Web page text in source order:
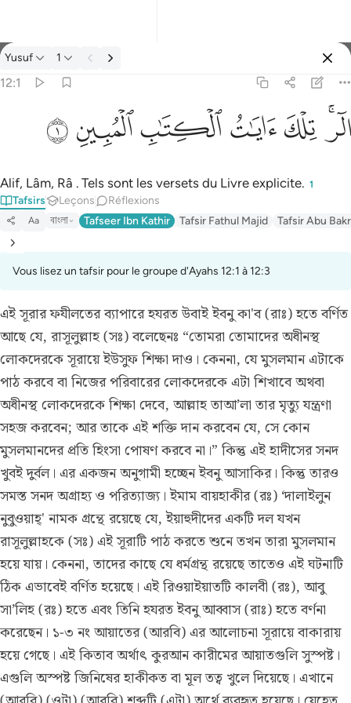
Tafsir: Yusuf 12:1
Yusuf 1
12:1
الر تلك ايات الكتاب المبين ١
الٓر ۚ تِلْكَ ءَايَـٰتُ ٱلْكِتَـٰبِ ٱلْمُبِينِ ١
ﲒﲓﲔﲕﲖﲗﲘ
Alif, Lâm, Râ . Tels sont les versets du Livre explicite. 1
Tafsirs Leçons Réflexions
Aa বাংলা Tafseer Ibn Kathir Tafsir Fathul Majid Tafsir Abu
Vous lisez un tafsir pour le groupe d'Ayahs 12:1 à 12:3
এই সূরার ফযীলতের ব্যাপারে হযরত উবাই ইবনু কা'ব (রাঃ) হতে বর্ণিত
আছে যে, রাসূলুল্লাহ (সঃ) বলেছেনঃ “তোমরা তোমাদের অধীনস্থ
লোকদেরকে সূরায়ে ইউসুফ শিক্ষা দাও। কেননা, যে মুসলমান এটাকে
পাঠ করবে বা নিজের পরিবারের লোকদেরকে এটা শিখাবে অথবা
অধীনস্থ লোকদেরকে শিক্ষা দেবে, আল্লাহ তাআ’লা তার মৃত্যু যন্ত্রণা
সহজ করবেন; আর তাকে এই শক্তি দান করবেন যে, সে কোন
মুসলমানদের প্রতি হিংসা পোষণ করবে না।” কিন্তু এই হাদীসের সনদ
খুবই দুর্বল। এর একজন অনুগামী হচ্ছেন ইবনু আসাকির। কিন্তু তারও
সমস্ত সনদ অগ্রাহ্য ও পরিত্যাজ্য। ইমাম বায়হাকীর (রঃ) ‘দালাইলুন
নুবুওয়াহ্' নামক গ্রন্থে রয়েছে যে, ইয়াহুদীদের একটি দল যখন
রাসূলুল্লাহকে (সঃ) এই সূরাটি পাঠ করতে শুনে তখন তারা মুসলমান
হয়ে যায়। কেননা, তাদের কাছে যে ধর্মগ্রন্থ রয়েছে তাতেও এই ঘটনাটি
ঠিক এভাবেই বর্ণিত হয়েছে। এই রিওয়াইয়াতটি কালবী (রঃ), আবু
সা’লিহ (রঃ) হতে এবং তিনি হযরত ইবনু আব্বাস (রাঃ) হতে বর্ণনা
করেছেন। ১-৩ নং আয়াতের(আরবি) এর আলোচনা সূরায়ে বাকারায়
হয়ে গেছে। এই কিতাব অর্থাৎ কুরআন কারীমের আয়াতগুলি সুস্পষ্ট।
এগুলি অস্পষ্ট জিনিষের হাকীকত বা মূল তত্ব খুলে দিয়েছে। এখানে